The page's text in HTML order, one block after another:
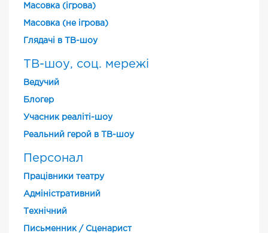
Масовка (ігрова)
Масовка (не ігрова)
Глядачі в ТВ-шоу
ТВ-шоу, соц. мережі
Ведучий
Блогер
Учасник реаліті-шоу
Реальний герой в ТВ-шоу
Персонал
Працівники театру
Адміністративний
Технічний
Письменник / Сценарист